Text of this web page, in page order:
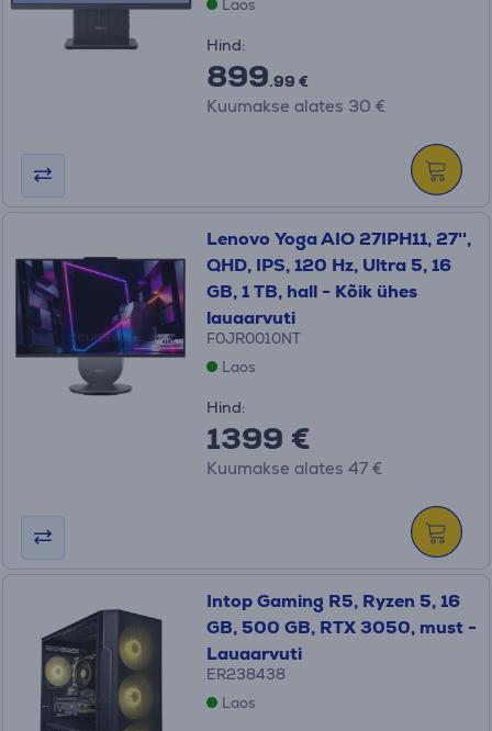
Laos
Hind:
899.99 €
Kuumakse alates 30 €
Lenovo Yoga AIO 27IPH11, 27'',
QHD, IPS, 120 Hz, Ultra 5, 16
GB, 1 TB, hall - Kõik ühes
lauaarvuti
F0JR0010NT
Laos
Hind:
1399 €
Kuumakse alates 47 €
Intop Gaming R5, Ryzen 5, 16
GB, 500 GB, RTX 3050, must -
Lauaarvuti
ER238438
Laos